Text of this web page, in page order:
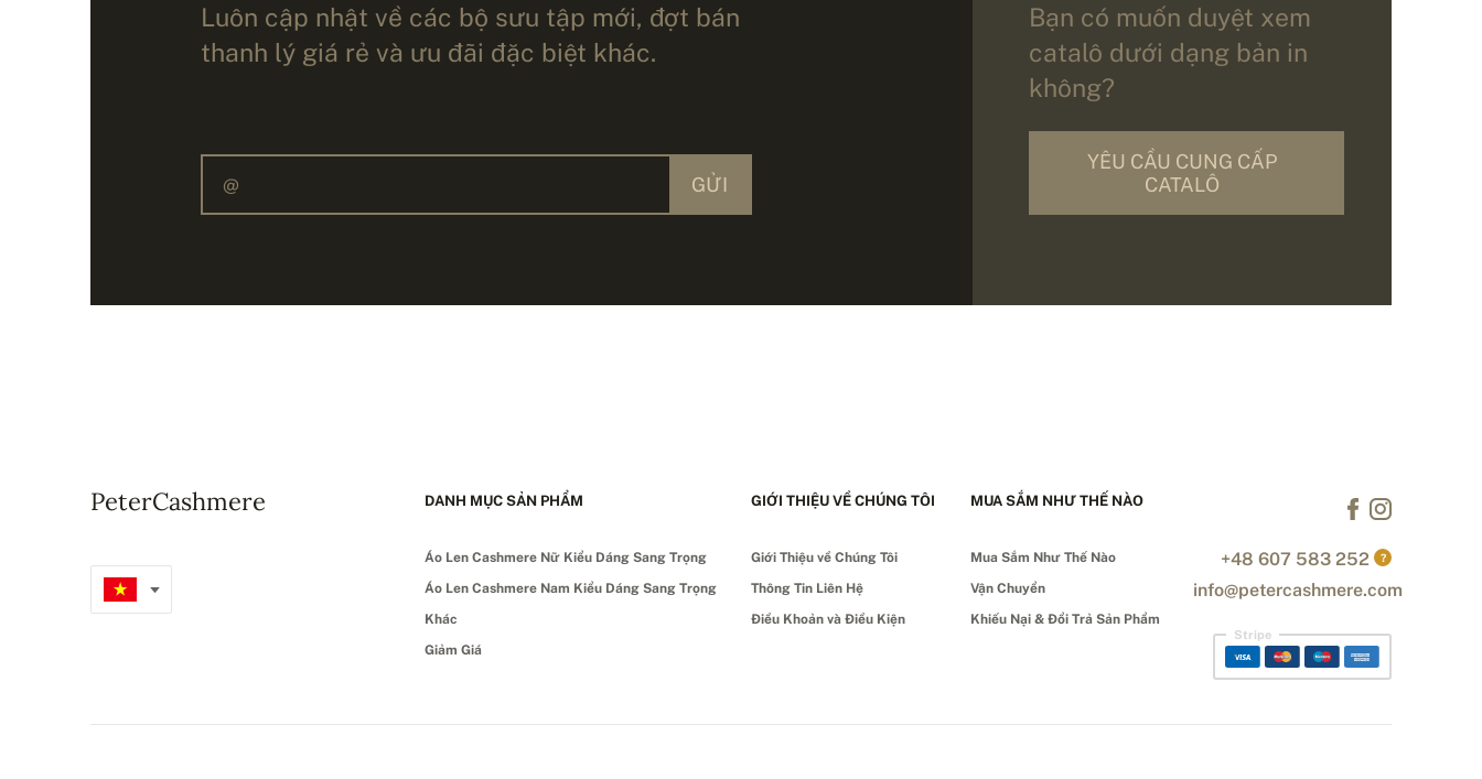
Luôn cập nhật về các bộ sưu tập mới, đợt bán
thanh lý giá rẻ và ưu đãi đặc biệt khác.
GỬI
Bạn có muốn duyệt xem
catalô dưới dạng bản in
không?
YÊU CẦU CUNG CẤP
CATALÔ
PeterCashmere DANH MỤC SẢN PHẨM
Áo Len Cashmere Nữ Kiểu Dáng Sang Trọng
Áo Len Cashmere Nam Kiểu Dáng Sang Trọng
Khác
Giảm Giá
GIỚI THIỆU VỀ CHÚNG TÔI
Giới Thiệu về Chúng Tôi
Thông Tin Liên Hệ
Điều Khoản và Điều Kiện
MUA SẮM NHƯ THẾ NÀO
Mua Sắm Như Thế Nào
Vận Chuyển
Khiếu Nại & Đổi Trả Sản Phẩm
+48 607 583 252 ?
info@petercashmere.com
Stripe